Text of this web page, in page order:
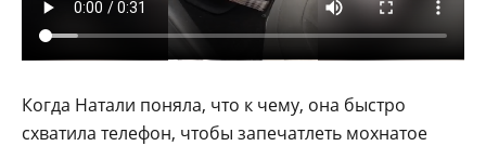
Когда Натали поняла, что к чему, она быстро
схватила телефон, чтобы запечатлеть мохнатое